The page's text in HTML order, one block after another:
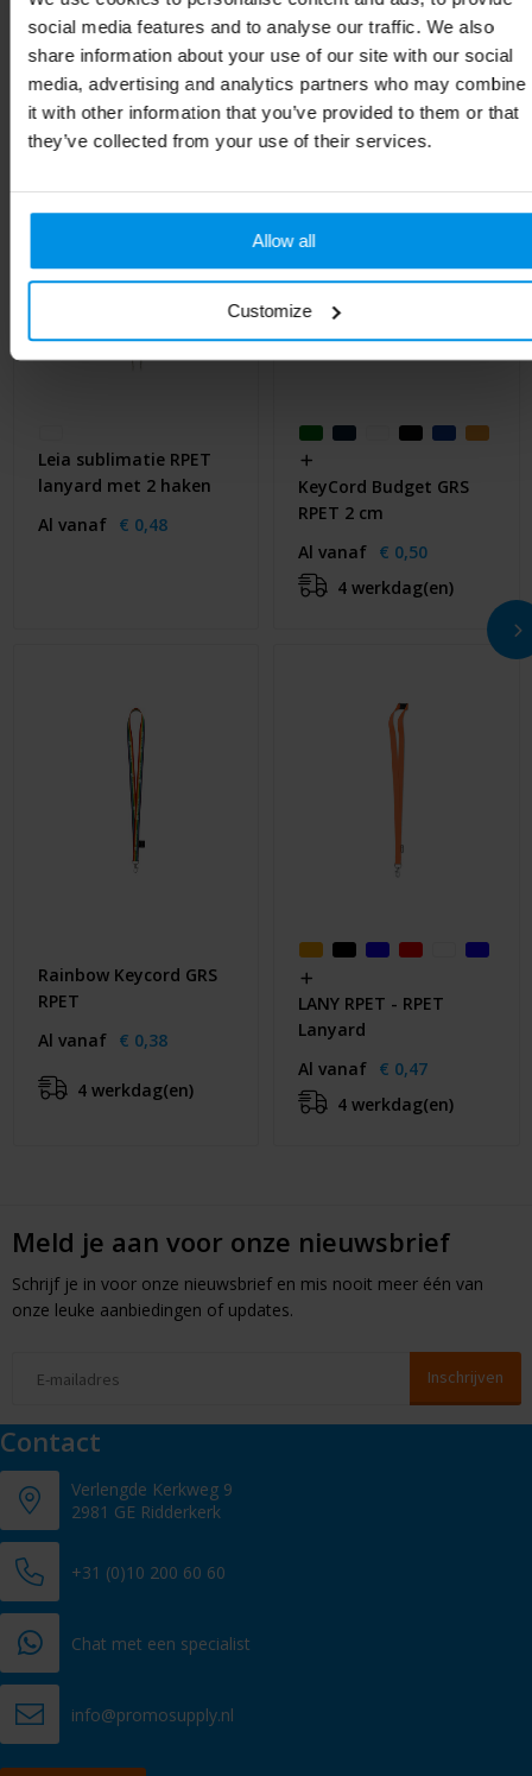
social media features and to analyse our traffic. We also
share information about your use of our site with our social
media, advertising and analytics partners who may combine
it with other information that you’ve provided to them or that
they’ve collected from your use of their services.
Allow all
Customize
Gerelateerde producten
Leia sublimatie RPET
lanyard met 2 haken
Al vanaf € 0,48
KeyCord Budget GRS
RPET 2 cm
Al vanaf € 0,50
4 werkdag(en)
Rainbow Keycord GRS
RPET
Al vanaf € 0,38
4 werkdag(en)
LANY RPET - RPET
Lanyard
Al vanaf € 0,47
4 werkdag(en)
Meld je aan voor onze nieuwsbrief
Schrijf je in voor onze nieuwsbrief en mis nooit meer één van
onze leuke aanbiedingen of updates.
Contact
Verlengde Kerkweg 9
2981 GE Ridderkerk
+31 (0)10 200 60 60
Chat met een specialist
info@promosupply.nl